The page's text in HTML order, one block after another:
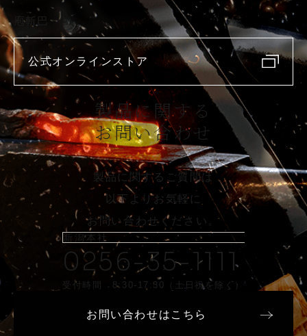
庖斬巴
公式オンラインストア
製品に関する
お問い合わせ
製品に関するご質問は
以下よりお気軽に
お問い合わせください。
新潟本社
0256-35-1111
受付時間 8:30-17:30（土日祝を除く）
お問い合わせはこちら